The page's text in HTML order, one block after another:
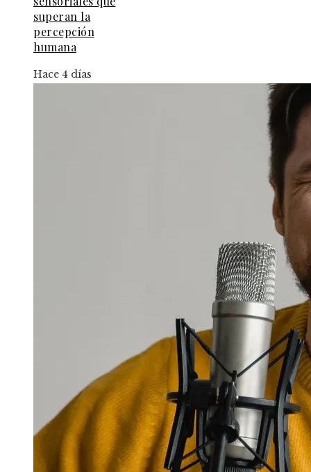
superan la
percepción
humana
Hace 4 días